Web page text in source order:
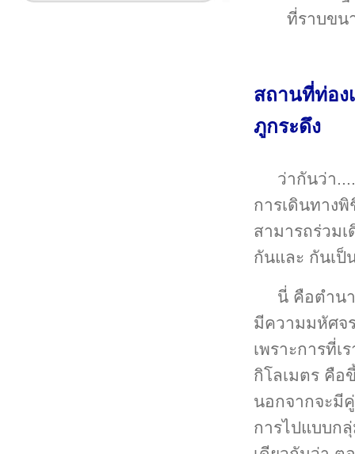
ที่ราบขน
สถานที่ท่อง
ภูกระดึง
ว่ากันว่า
การเดินทาง
สามารถร่วม
กันและ กันเป็
นี่ คือตำน
มีความมหัศจ
เพราะการที่เ
กิโลเมตร คือ
นอกจากจะมี
การไปแบบก